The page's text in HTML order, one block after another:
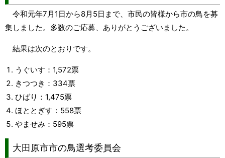
令和元年7月1日から8月5日まで、市民の皆様から市の鳥を募
集しました。多数のご応募、ありがとうございました。
結果は次のとおりです。
うぐいす：1,572票
きつつき：334票
ひばり：1,475票
ほととぎす：558票
やませみ：595票
大田原市市の鳥選考委員会